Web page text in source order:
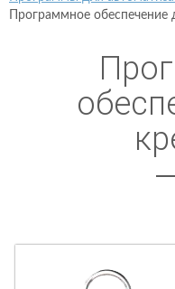
Программное обеспечение